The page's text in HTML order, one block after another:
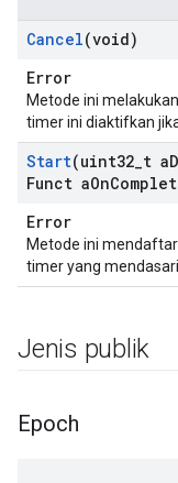
Cancel(void)
Error
Metode ini
timer ini diaktifkan
Start(uint32 t a
Funct aOn
Error
Metode ini
timer yang
Jenis publik
Epoch